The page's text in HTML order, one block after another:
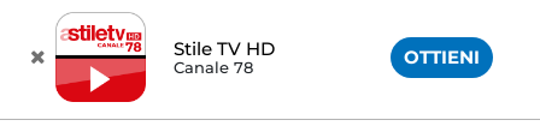
Stile TV HD
Canale 78 OTTIENI